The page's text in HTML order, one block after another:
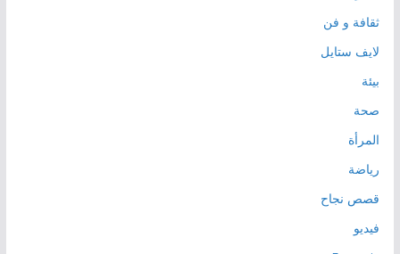
ثقافة و فن
لايف ستايل
بيئة
صحة
المرأة
رياضة
قصص نجاح
فيديو